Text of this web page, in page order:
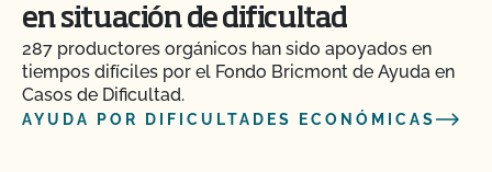
en situación de dificultad
287 productores orgánicos han sido apoyados en
tiempos difíciles por el Fondo Bricmont de Ayuda en
Casos de Dificultad.
AYUDA POR DIFICULTADES ECONÓMICAS